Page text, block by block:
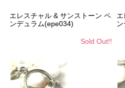
エレスチャル & サンストーン ペ
ンデュラム(epe034)
Sold Out!!